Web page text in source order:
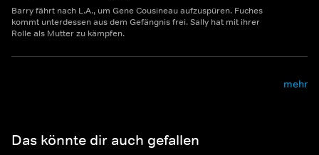
Barry fährt nach L.A., um Gene Cousineau aufzuspüren. Fuches
kommt unterdessen aus dem Gefängnis frei. Sally hat mit ihrer
Rolle als Mutter zu kämpfen.
mehr
Das könnte dir auch gefallen